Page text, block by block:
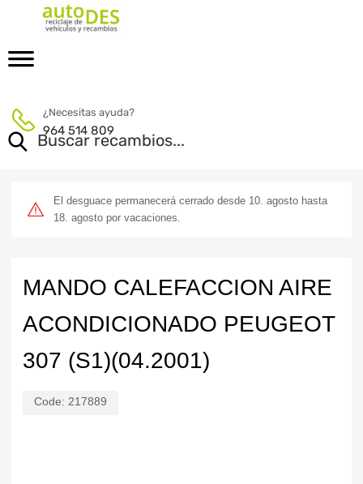
¿Necesitas ayuda?
964 514 809
El desguace permanecerá cerrado desde 10. agosto hasta
18. agosto por vacaciones.
MANDO CALEFACCION AIRE
ACONDICIONADO PEUGEOT
307 (S1)(04.2001)
Code: 217889